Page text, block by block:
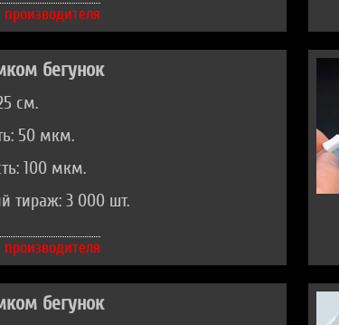
бегунок
см.
50 мкм.
100 мкм.
тираж: 3 000 шт.
бегунок